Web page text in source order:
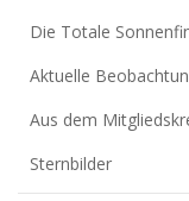
Die Totale
Aktuelle
Aus dem
Sternbilder